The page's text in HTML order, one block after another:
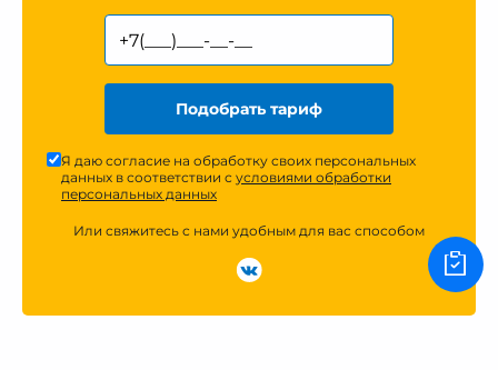
Подобрать тариф
Я даю согласие на обработку своих персональных
данных в соответствии с условиями обработки
персональных данных
Или свяжитесь с нами удобным для вас способом